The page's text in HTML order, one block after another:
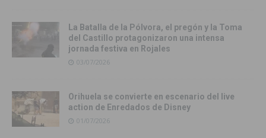
La Batalla de la Pólvora, el pregón y la Toma
del Castillo protagonizaron una intensa
jornada festiva en Rojales
03/07/2026
Orihuela se convierte en escenario del live
action de Enredados de Disney
01/07/2026